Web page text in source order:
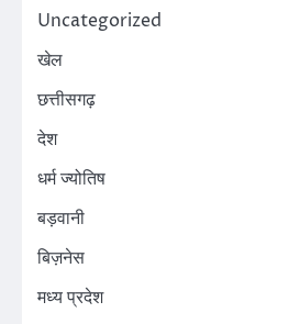
Uncategorized
खेल
छत्तीसगढ़
देश
धर्म ज्योतिष
बड़वानी
बिज़नेस
मध्य प्रदेश